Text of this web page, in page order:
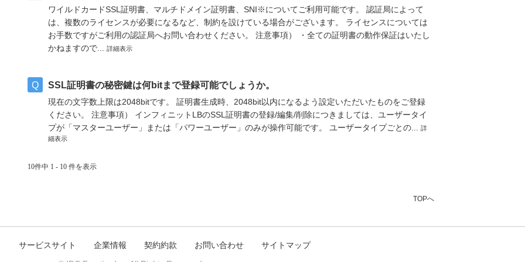
ワイルドカードSSL証明書、マルチドメイン証明書、SNI※についてご利用可能です。 認証局によって
は、複数のライセンスが必要になるなど、制約を設けている場合がございます。 ライセンスについては
お手数ですがご利用の認証局へお問い合わせください。 注意事項） ・全ての証明書の動作保証はいたし
かねますので... 詳細表示
SSL証明書の秘密鍵は何bitまで登録可能でしょうか。
現在の文字数上限は2048bitです。 証明書生成時、2048bit以内になるよう設定いただいたものをご登録
ください。 注意事項） インフィニットLBのSSL証明書の登録/編集/削除につきましては、ユーザータイ
プが「マスターユーザー」または「パワーユーザー」のみが操作可能です。 ユーザータイプごとの... 詳
細表示
10件中 1 - 10 件を表示
TOPへ
サービスサイト 企業情報 契約約款 お問い合わせ
サイトマップ